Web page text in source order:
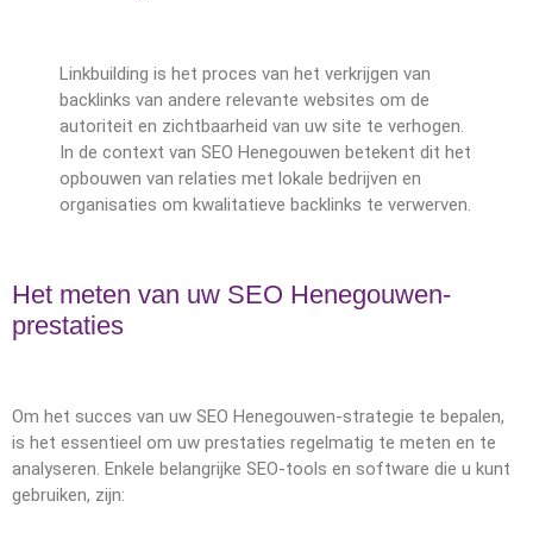
Linkbuilding is het proces van het verkrijgen van
backlinks van andere relevante websites om de
autoriteit en zichtbaarheid van uw site te verhogen.
In de context van SEO Henegouwen betekent dit het
opbouwen van relaties met lokale bedrijven en
organisaties om kwalitatieve backlinks te verwerven.
Het meten van uw SEO Henegouwen-
prestaties
Om het succes van uw SEO Henegouwen-strategie te bepalen,
is het essentieel om uw prestaties regelmatig te meten en te
analyseren. Enkele belangrijke SEO-tools en software die u kunt
gebruiken, zijn: